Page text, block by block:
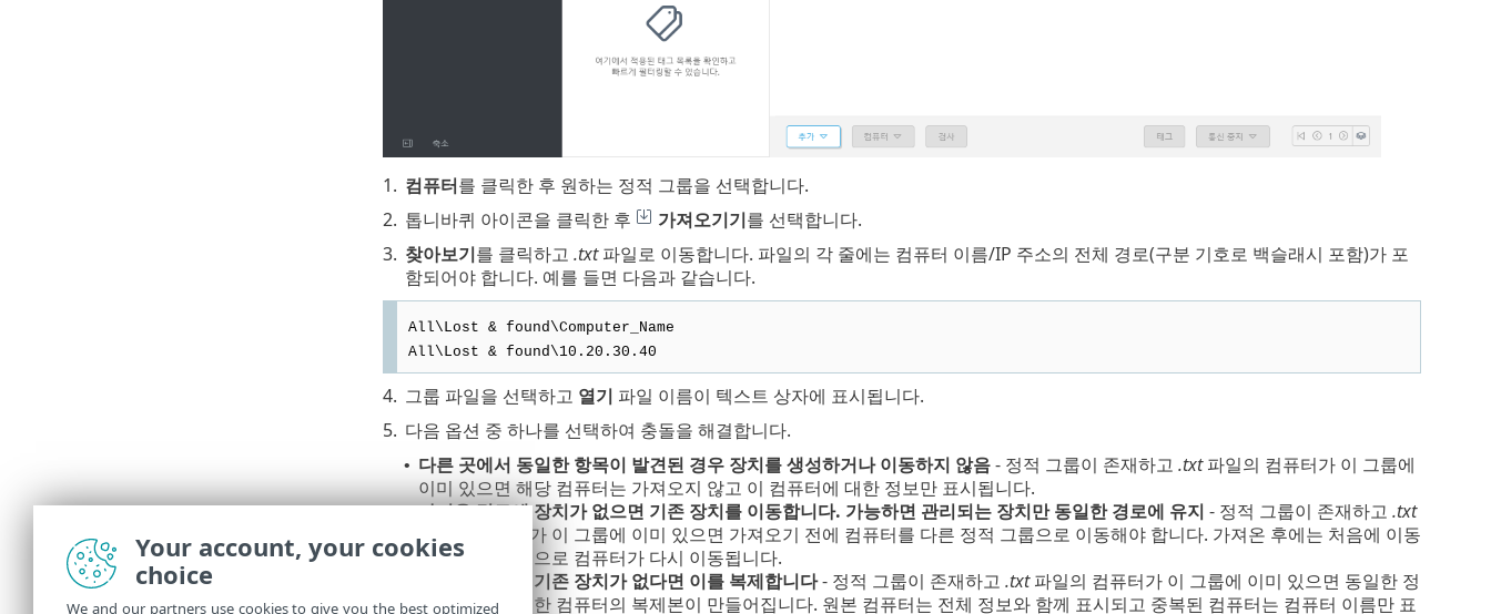
1. 컴퓨터를 클릭한 후 원하는 정적 그룹을 선택합니다.
2. 톱니바퀴 아이콘을 클릭한 후 가져오기기를 선택합니다.
3. 찾아보기를 클릭하고 .txt파일로 이동합니다. 파일의 각 줄에는 컴퓨터 이름/IP 주소의 전체 경로(구분 기호로 백슬래시 포함)가 포
함되어야 합니다. 예를 들면 다음과 같습니다.
All\Lost & found\Computer_Name
All\Lost & found\10.20.30.40
4. 그룹 파일을 선택하고 열기 파일 이름이 텍스트 상자에 표시됩니다.
5. 다음 옵션 중 하나를 선택하여 충돌을 해결합니다.
• 다른 곳에서 동일한 항목이 발견된 경우 장치를 생성하거나 이동하지 않음- 정적 그룹이 존재하고 .txt파일의 컴퓨터가 이 그룹에
이미 있으면 해당 컴퓨터는 가져오지 않고 이 컴퓨터에 대한 정보만 표시됩니다.
• 가져온 경로에 장치가 없으면 기존 장치를 이동합니다. 가능하면 관리되는 장치만 동일한 경로에 유지 - 정적 그룹이 존재하고 .txt
파일의 컴퓨터가 이 그룹에 이미 있으면 가져오기 전에 컴퓨터를 다른 정적 그룹으로 이동해야 합니다. 가져온 후에는 처음에 이동
했던 원래 그룹으로 컴퓨터가 다시 이동됩니다.
가져온 경로에 기존 장치가 없다면 이를 복제합니다- 정적 그룹이 존재하고 .txt파일의 컴퓨터가 이 그룹에 이미 있으면 동일한 정
적 그룹에 이러한 컴퓨터의 복제본이 만들어집니다. 원본 컴퓨터는 전체 정보와 함께 표시되고 중복된 컴퓨터는 컴퓨터 이름만 표
Your account, your cookies
choice
We and our partners use cookies to give you the best optimized